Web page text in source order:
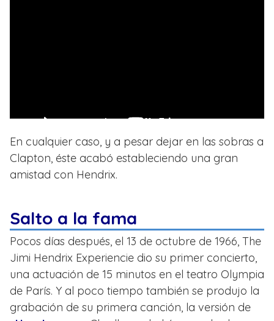
En cualquier caso, y a pesar dejar en las sobras a
Clapton, éste acabó estableciendo una gran
amistad con Hendrix.
Salto a la fama
Pocos días después, el 13 de octubre de 1966, The
Jimi Hendrix Experiencie dio su primer concierto,
una actuación de 15 minutos en el teatro Olympia
de París. Y al poco tiempo también se produjo la
grabación de su primera canción, la versión de